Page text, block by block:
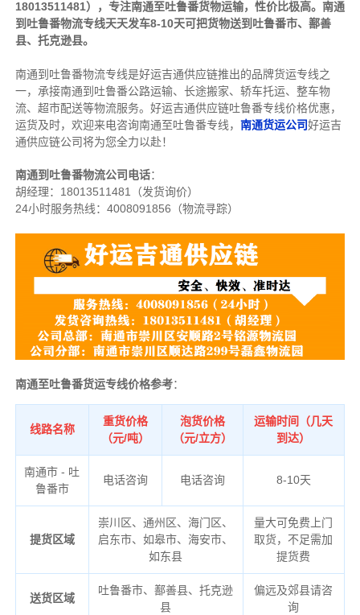
18013511481），专注南通至吐鲁番货物运输，性价比极高。南通
到 吐鲁番物流专线天天发车8-10天可把货物送到 吐鲁番市、鄯善
县、托克逊县。
南通到吐鲁番物流专线是好运吉通供应链推出的品牌货运专线之
一， 承接南通到吐鲁番公路运输、长途搬家、轿车托运、整车物
流、超市配送等物流服务。 好运吉通供应链吐鲁番专线价格优惠，
运货及时，欢迎来电咨询南通至吐鲁番专线， 南通货运公司好运吉
通供应链公司将为您全力以赴！
南通到吐鲁番物流公司电话：
胡经理： 18013511481（发货询价）
24小时服务热线：4008091856（物流寻踪）
南通至吐鲁番货运专线价格参考：
线路名称
重货价格
（元/吨）
泡货价格
（元/立方）
运输时间（几天
到达）
南通市 - 吐
鲁番市
电话咨询 电话咨询 8-10天
提货区域
崇川区、通州区、海门区、
启东市、如皋市、海安市、
如东县
量大可免费上门
取货，不足需加
提货费
送货区域
吐鲁番市、鄯善县、托克逊
县
偏远及郊县请咨
询